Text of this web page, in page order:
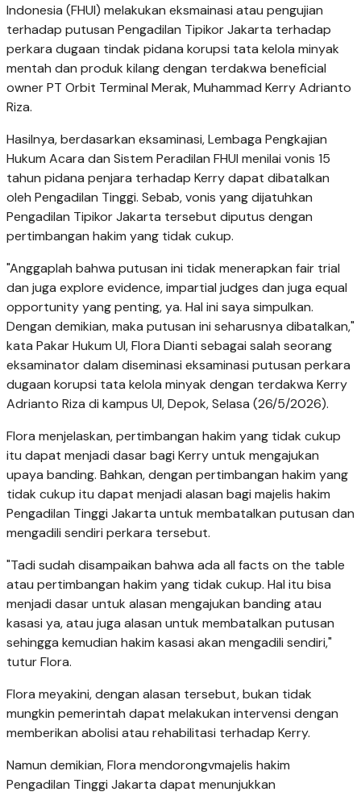
Indonesia (FHUI) melakukan eksmainasi atau pengujian
terhadap putusan Pengadilan Tipikor Jakarta terhadap
perkara dugaan tindak pidana korupsi tata kelola minyak
mentah dan produk kilang dengan terdakwa beneficial
owner PT Orbit Terminal Merak, Muhammad Kerry Adrianto
Riza.
Hasilnya, berdasarkan eksaminasi, Lembaga Pengkajian
Hukum Acara dan Sistem Peradilan FHUI menilai vonis 15
tahun pidana penjara terhadap Kerry dapat dibatalkan
oleh Pengadilan Tinggi. Sebab, vonis yang dijatuhkan
Pengadilan Tipikor Jakarta tersebut diputus dengan
pertimbangan hakim yang tidak cukup.
"Anggaplah bahwa putusan ini tidak menerapkan fair trial
dan juga explore evidence, impartial judges dan juga equal
opportunity yang penting, ya. Hal ini saya simpulkan.
Dengan demikian, maka putusan ini seharusnya dibatalkan,"
kata Pakar Hukum UI, Flora Dianti sebagai salah seorang
eksaminator dalam diseminasi eksaminasi putusan perkara
dugaan korupsi tata kelola minyak dengan terdakwa Kerry
Adrianto Riza di kampus UI, Depok, Selasa (26/5/2026).
Flora menjelaskan, pertimbangan hakim yang tidak cukup
itu dapat menjadi dasar bagi Kerry untuk mengajukan
upaya banding. Bahkan, dengan pertimbangan hakim yang
tidak cukup itu dapat menjadi alasan bagi majelis hakim
Pengadilan Tinggi Jakarta untuk membatalkan putusan dan
mengadili sendiri perkara tersebut.
"Tadi sudah disampaikan bahwa ada all facts on the table
atau pertimbangan hakim yang tidak cukup. Hal itu bisa
menjadi dasar untuk alasan mengajukan banding atau
kasasi ya, atau juga alasan untuk membatalkan putusan
sehingga kemudian hakim kasasi akan mengadili sendiri,"
tutur Flora.
Flora meyakini, dengan alasan tersebut, bukan tidak
mungkin pemerintah dapat melakukan intervensi dengan
memberikan abolisi atau rehabilitasi terhadap Kerry.
Namun demikian, Flora mendorongvmajelis hakim
Pengadilan Tinggi Jakarta dapat menunjukkan